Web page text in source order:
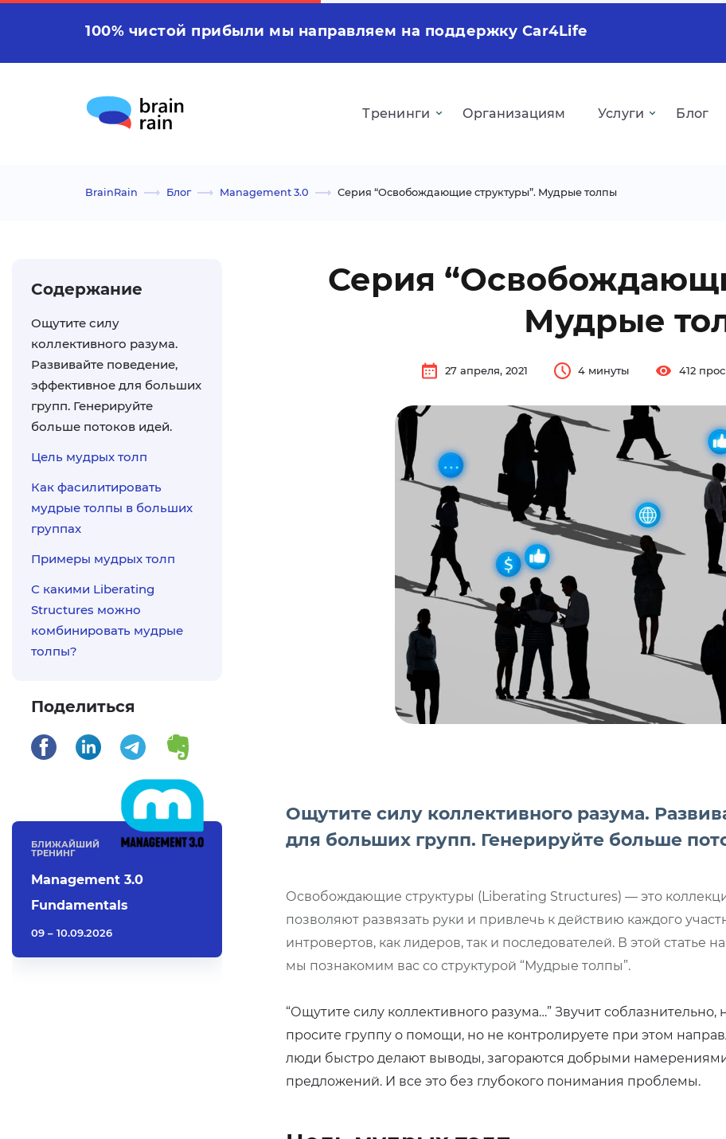
100% чистой прибыли мы направляем на поддержку Car4Life
Тренинги Организациям Услуги Блог
BrainRain Блог Management 3.0 Серия “Освобождающие структуры”. Мудрые толпы
Серия
Мудрые
27 апреля, 2021 4 минуты 412
Ощутите силу коллективного разума.
для больших групп. Генерируйте больше
Освобождающие структуры (Liberating Structures) — это
позволяют развязать руки и привлечь к действию каждого
интровертов, как лидеров, так и последователей. В этой статье
мы познакомим вас со структурой “Мудрые толпы”.
“Ощутите силу коллективного разума…” Звучит соблазнительно,
просите группу о помощи, но не контролируете при этом
люди быстро делают выводы, загораются добрыми
предложений. И все это без глубокого понимания проблемы.
Содержание
Ощутите силу
коллективного разума.
Развивайте поведение,
эффективное для больших
групп. Генерируйте
больше потоков идей.
Цель мудрых толп
Как фасилитировать
мудрые толпы в больших
группах
Примеры мудрых толп
С какими Liberating
Structures можно
комбинировать мудрые
толпы?
Поделиться
БЛИЖАЙШИЙ
ТРЕНИНГ
Management 3.0
Fundamentals
09 – 10.09.2026